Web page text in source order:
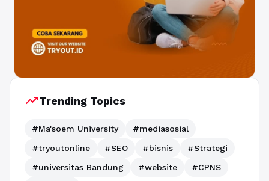
trending_upTrending Topics
#Ma'soem University
#mediasosial
#tryoutonline
#SEO #bisnis
#Strategi
#universitas Bandung
#website
#CPNS